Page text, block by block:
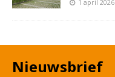
1 april 2026
Nieuwsbrief